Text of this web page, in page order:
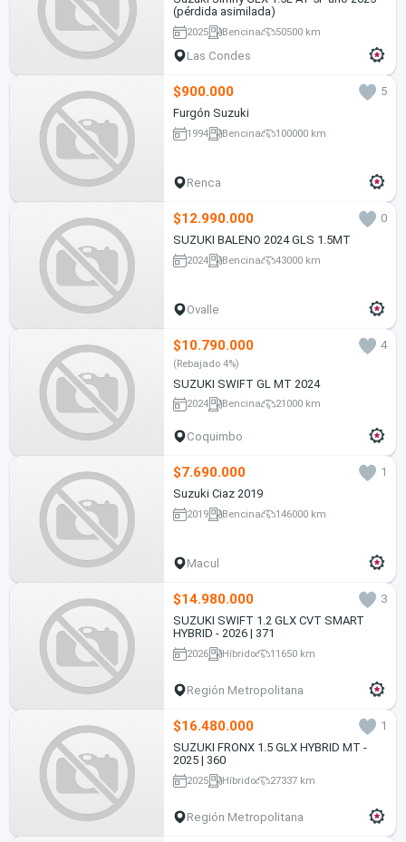
(pérdida asimilada)
2025 Bencina 50500 km
Las Condes
$900.000
5
Furgón Suzuki
1994 Bencina 100000 km
Renca
$12.990.000
0
SUZUKI BALENO 2024 GLS 1.5MT
2024 Bencina 43000 km
Ovalle
$10.790.000 4
(Rebajado 4%)
SUZUKI SWIFT GL MT 2024
2024 Bencina 21000 km
Coquimbo
$7.690.000
1
Suzuki Ciaz 2019
2019 Bencina 146000 km
Macul
$14.980.000
3
SUZUKI SWIFT 1.2 GLX CVT SMART
HYBRID - 2026 | 371
2026 Híbrido 11650 km
Región Metropolitana
$16.480.000
1
SUZUKI FRONX 1.5 GLX HYBRID MT -
2025 | 360
2025 Híbrido 27337 km
Región Metropolitana